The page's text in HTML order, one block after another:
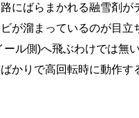
にばらまかれる融雪剤
が溜まっているのが目
ル側)へ飛ぶわけでは無
かりで高回転時に動作